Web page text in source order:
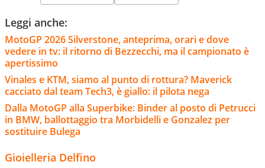
Leggi anche:
MotoGP 2026 Silverstone, anteprima, orari e dove
vedere in tv: il ritorno di Bezzecchi, ma il campionato è
apertissimo
Vinales e KTM, siamo al punto di rottura? Maverick
cacciato dal team Tech3, è giallo: il pilota nega
Dalla MotoGP alla Superbike: Binder al posto di Petrucci
in BMW, ballottaggio tra Morbidelli e Gonzalez per
sostituire Bulega
Gioielleria Delfino